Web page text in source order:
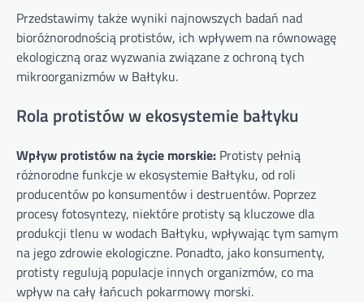
Przedstawimy także wyniki najnowszych badań nad
bioróżnorodnością protistów, ich wpływem na równowagę
ekologiczną oraz wyzwania związane z ochroną tych
mikroorganizmów w Bałtyku.
Rola protistów w ekosystemie bałtyku
Wpływ protistów na życie morskie: Protisty pełnią
różnorodne funkcje w ekosystemie Bałtyku, od roli
producentów po konsumentów i destruentów. Poprzez
procesy fotosyntezy, niektóre protisty są kluczowe dla
produkcji tlenu w wodach Bałtyku, wpływając tym samym
na jego zdrowie ekologiczne. Ponadto, jako konsumenty,
protisty regulują populacje innych organizmów, co ma
wpływ na cały łańcuch pokarmowy morski.